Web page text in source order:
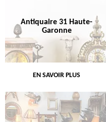
Antiquaire 31 Haute-
Garonne
EN SAVOIR PLUS